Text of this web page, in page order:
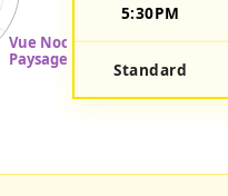
5:30PM
Standard